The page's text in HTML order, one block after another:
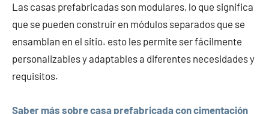
Las casas prefabricadas son modulares, lo que significa
que se pueden construir en módulos separados que se
ensamblan en el sitio. esto les permite ser fácilmente
personalizables y adaptables a diferentes necesidades y
requisitos.
Saber más sobre casa prefabricada con cimentación